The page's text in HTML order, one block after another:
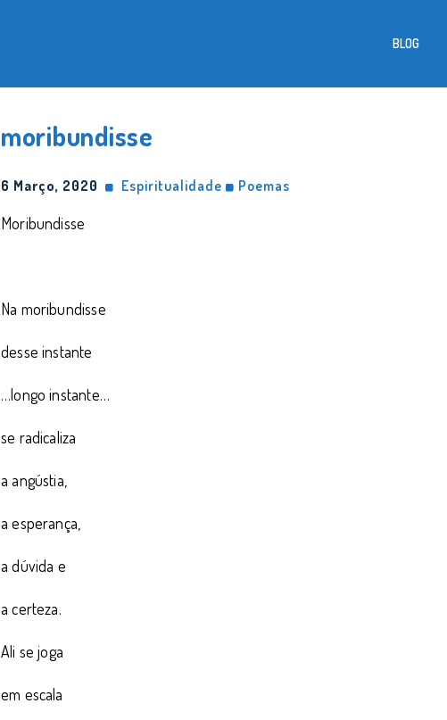
BLOG
moribundisse
6 Março, 2020 Espiritualidade Poemas
Moribundisse
Na moribundisse
desse instante
…longo instante…
se radicaliza
a angústia,
a esperança,
a dúvida e
a certeza.
Ali se joga
em escala